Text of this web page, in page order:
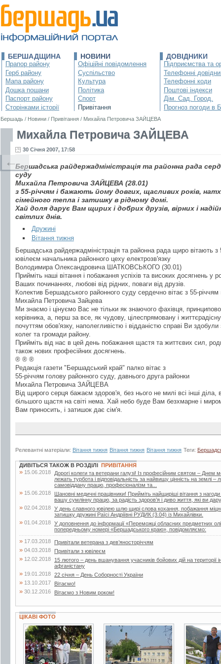
БЕРШАДЩИНА
Прапор району
Герб району
Мапа району
Дошка пошани
Паспорт району
Сторінками історії
НОВИНИ
Офіційні повідомлення
Суспільство
Культура
Політика
Спорт
Привітання
ДОВІДНИКИ
Підприємства та
Телефонні
Телефонні коди
Поштові індекси
Дім. Сад. Город.
Прогноз погоди в
Бершадь / Новини / Привітання / Михайла Петровича ЗАЙЦЕВА
Михайла Петровича ЗАЙЦЕВА
30 Січня 2007, 17:58
Бершадська райдержадміністрація та районна рада
суду
Михайла Петровича ЗАЙЦЕВА (28.01)
з 55-річчям і бажають йому довгих, щасливих років,
сімейного тепла і затишку в рідному домі.
Хай доля дарує Вам щирих і добрих друзів, вірних і
світлих днів.
Дружині
Вітання тижня
Бершадська райдержадміністрація та районна рада щиро вітають з
ювілеєм начальника районного цеху електрозв'язку
Володимира Олександровича ШАТКОВСЬКОГО (30.01)
Прийміть наші вітання і побажання успіхів та високих досягнень у
Ваших починаннях, любові від рідних, поваги від друзів.
Колектив Бершадського районного суду сердечно вітає з 55-
Михайла Петровича Зайцева
Ми знаємо і цінуємо Вас не тільки як знаючого фахівця,
керівника, а, перш за все, як чудову, цілеспрямовану і
почуттям обов'язку, наполегливістю і відданістю справі Ви
колег та громади району.
Прийміть від нас в цей день побажання щастя та життєвих сил,
також нових професійних досягнень.
® ® ®
Редакція газети "Бершадський край" палко вітає з
55-річчям голову районного суду, давнього друга районки
Михайла Петровича ЗАЙЦЕВА
Від щирого серця бажаєм здоров'я, без нього не милі всі інші діла,
більшого щастя на світі нема. Хай небо буде Вам безхмарне і
Вам приносить, і затишок дає сім'я.
Релевантні матеріали: Вітання тижня Вітання тижня Вітання тижня Теги:
←
ДИВІТЬСЯ ТАКОЖ В РОЗДІЛІ ПРИВІТАННЯ
» 15.06.2018
Дорогі колеги та ветерани галузі! Із професійним святом –
лежать турбота і відповідальність за найвищу цінність на землі
самовіддану працю, професіоналізм та...
» 15.06.2018
Шановні медичні працівники! Прийміть найщиріші вітання з
вашу сумлінну працю, за радість здоров’я і диво життя, які ви
» 02.04.2018 У день славного ювілею шлю щирі слова кохання, побажання
затишку дружині Раїсі Андріївні РУДИК (3.04) із Михайлівки.
» 01.04.2018 У доповнення до інформації «Переможці обласних предметних
попередньому номері «Бершадського краю», повідомляємо:
» 17.03.2018 Привітали ветерана з дев’яносторіччям
» 04.03.2018 Привітали з ювілеєм
» 12.02.2018
15 лютого – день вшанування учасників бойових дій на території
афганістану
» 19.01.2018 22 січня – День Соборності України
» 13.10.2017 Вітаємо!
» 30.12.2016 Вітаємо з Новим роком!
ЦІКАВІ ФОТО
19 фото 3 фото 7 фото